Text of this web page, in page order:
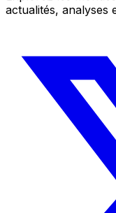
actualités, analyses